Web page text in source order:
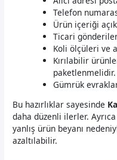
Telefon
Ürün içeriği
Ticari
Koli ölçüleri ve
Kırılabilir
paketlenmelidir.
Gümrük
Bu hazırlıklar sayesinde
daha düzenli ilerler.
yanlış ürün beyanı
azaltılabilir.